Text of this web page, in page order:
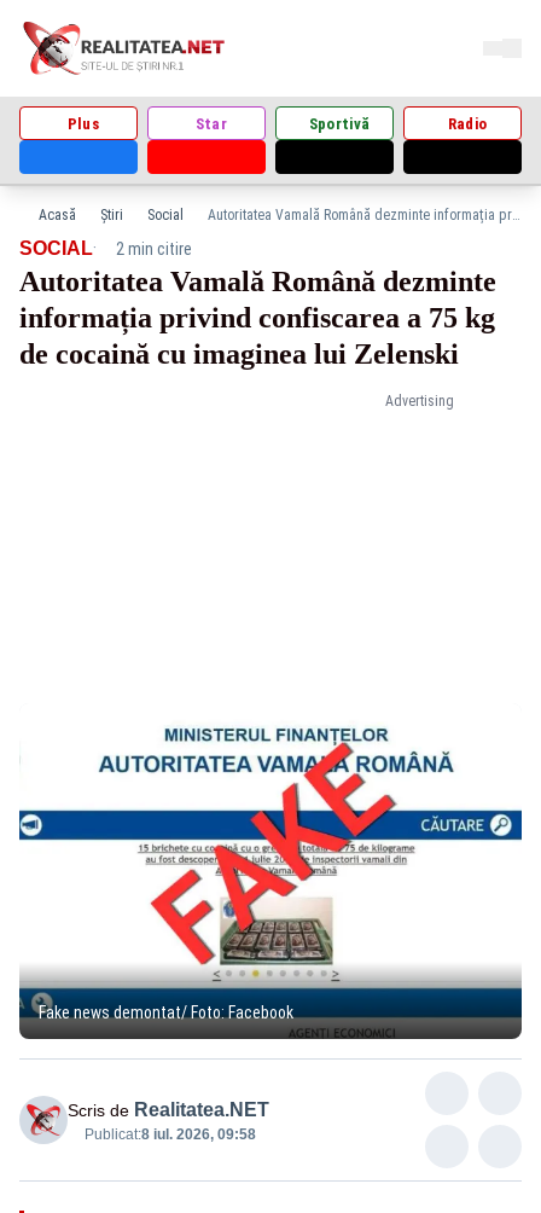
Plus Star Sportivă Radio
Acasă Știri Social Autoritatea Vamală Română dezminte informația privind confiscarea a 75 kg de cocaină cu imaginea lui Zelenski
Advertising
SOCIAL· 2 min citire
Autoritatea Vamală Română dezminte
informația privind confiscarea a 75 kg
de cocaină cu imaginea lui Zelenski
Fake news demontat/ Foto: Facebook
Scris de Realitatea.NET
Publicat:8 iul. 2026, 09:58